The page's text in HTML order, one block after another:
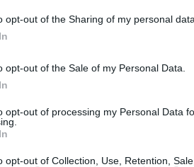
opt-out of the Sharing of my personal data.
opt-out of the Sale of my Personal Data.
opt-out of processing my Personal Data
opt-out of Collection, Use, Retention,
των ΗΠΑ αναμένεται να
αγωγές να